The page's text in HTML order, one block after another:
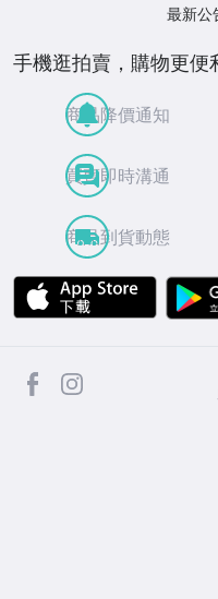
最新公
手機逛拍賣，購物更便
商品降價通知
買賣即時溝通
商品到貨動態
APP
facebook